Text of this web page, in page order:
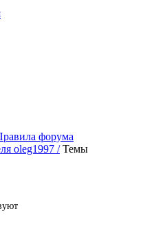
oleg1997 / Темы